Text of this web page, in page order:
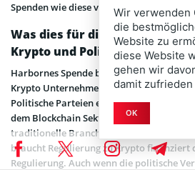
Spenden wie diese verbinden beide
Was dies für die zukünftige
Krypto und Politik bedeutet
Harbornes Spende bildet eine Art
Krypto Unternehmer politische Prozesse
Politische Parteien erkennen nun, dass
dem Blockchain Sektor mehr Gewicht
traditionelle Branche. Die Diskussion
braucht Regulierung zu Krypto finanziert
Regulierung. Auch wenn die politische
Wir verwenden
die
Website zu
diese Website
gehen wir
damit zufrieden
OK